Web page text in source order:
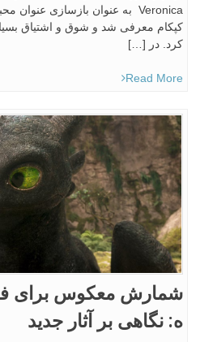
کپکام معرفی شد و شوق و اشتیاق
کرد. در […]
Read More
شمارش معکوس برای
ه: نگاهی بر آثار جدید